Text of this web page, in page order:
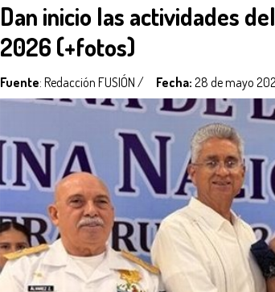
Dan inicio las actividades
2026 (+fotos)
Fuente: Redacción FUSIÓN / Fecha: 28 de mayo